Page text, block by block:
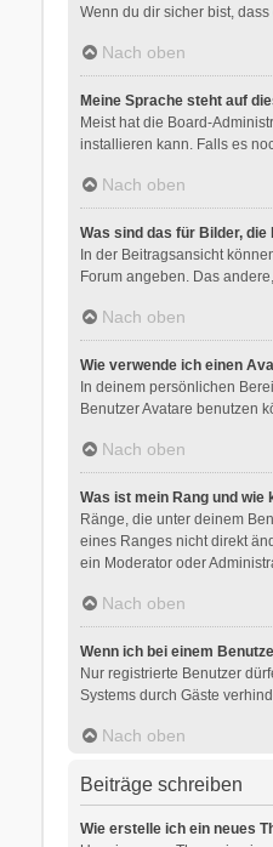
Wenn du dir sicher bist,
Nach oben
Meine Sprache steht auf
Meist hat die Board-
installieren kann. Falls es
Nach oben
Was sind das für Bilder,
In der Beitragsansicht
Forum angeben. Das
Nach oben
Wie verwende ich einen
In deinem persönlichen
Benutzer Avatare benutzen
Nach oben
Was ist mein Rang und wie
Ränge, die unter deinem
eines Ranges nicht direkt
ein Moderator oder
Nach oben
Wenn ich bei einem
Nur registrierte Benutzer
Systems durch Gäste
Nach oben
Beiträge schreiben
Wie erstelle ich ein neues